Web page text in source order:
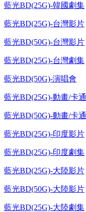
藍光BD(25G)-韓國劇集
藍光BD(25G)-台灣影片
藍光BD(50G)-台灣影片
藍光BD(25G)-台灣劇集
藍光BD(50G)-演唱會
藍光BD(25G)-動畫/卡通
藍光BD(50G)-動畫/卡通
藍光BD(25G)-印度影片
藍光BD(25G)-印度劇集
藍光BD(25G)-大陸影片
藍光BD(50G)-大陸影片
藍光BD(25G)-大陸劇集